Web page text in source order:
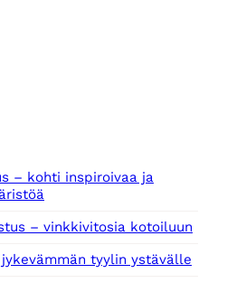
– kohti inspiroivaa ja
– vinkkivitosia kotoiluun
tyylin ystävälle